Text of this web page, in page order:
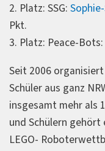
2. Platz: SSG:
Pkt.
3. Platz: Peace-Bots:
Seit 2006
Schüler aus ganz
insgesamt mehr als
und Schülern
LEGO-